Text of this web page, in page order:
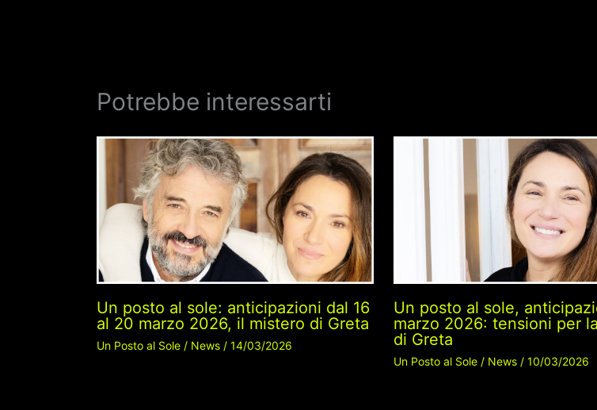
Potrebbe interessarti
Un posto al sole: anticipazioni dal 16
al 20 marzo 2026, il mistero di Greta
Un Posto al Sole / News / 14/03/2026
Un posto al sole,
marzo 2026: tensioni per
di Greta
Un Posto al Sole / News / 10/03/2026